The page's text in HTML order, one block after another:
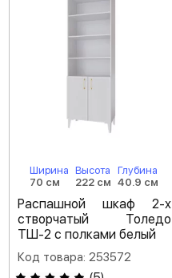
Ширина
70 см
Высота
222 см
Глубина
40.9 см
Распашной шкаф 2-х
створчатый Толедо
ТШ-2 с полками белый
Код товара: 253572